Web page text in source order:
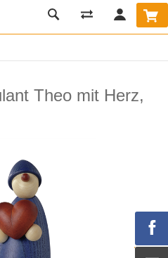
Theo mit Herz,